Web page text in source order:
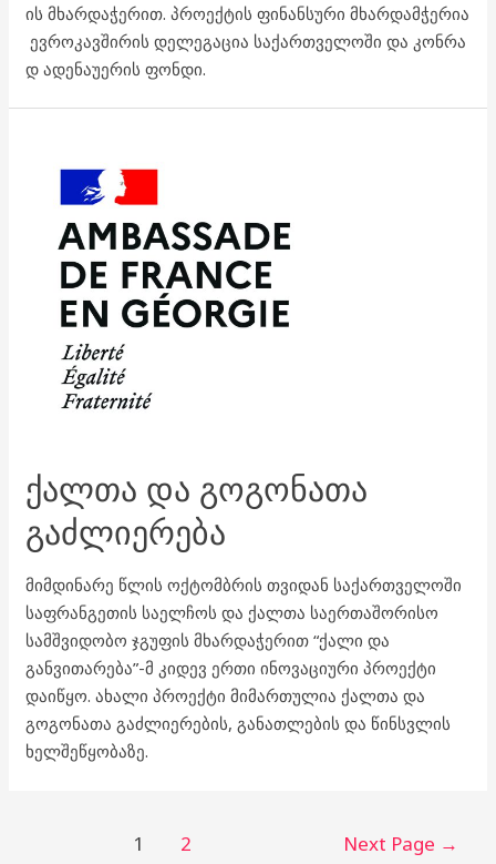
ის მხარდაჭერით. პროექტის ფინანსური მხარდამჭერია
ევროკავშირის დელეგაცია საქართველოში და კონრა
დ ადენაუერის ფონდი.
ᲥᲐᲚᲗᲐ ᲓᲐ ᲒᲝᲒᲝᲜᲐᲗᲐ
ᲒᲐᲫᲚᲘᲔᲠᲔᲑᲐ
მიმდინარე წლის ოქტომბრის თვიდან საქართველოში
საფრანგეთის საელჩოს და ქალთა საერთაშორისო
სამშვიდობო ჯგუფის მხარდაჭერით “ქალი და
განვითარება”-მ კიდევ ერთი ინოვაციური პროექტი
დაიწყო. ახალი პროექტი მიმართულია ქალთა და
გოგონათა გაძლიერების, განათლების და წინსვლის
ხელშეწყობაზე.
1 2 Next Page →